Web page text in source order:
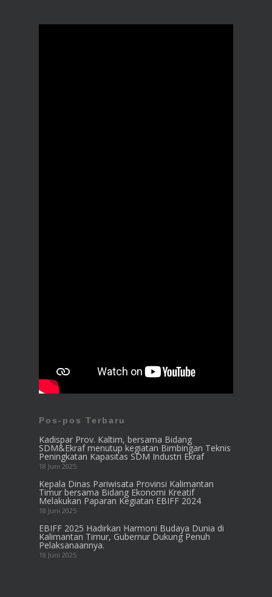
Pos-pos Terbaru
Kadispar Prov. Kaltim, bersama Bidang
SDM&Ekraf menutup kegiatan Bimbingan Teknis
Peningkatan Kapasitas SDM Industri Ekraf
18 Juni 2025
Kepala Dinas Pariwisata Provinsi Kalimantan
Timur bersama Bidang Ekonomi Kreatif
Melakukan Paparan Kegiatan EBIFF 2024
18 Juni 2025
EBIFF 2025 Hadirkan Harmoni Budaya Dunia di
Kalimantan Timur, Gubernur Dukung Penuh
Pelaksanaannya.
18 Juni 2025